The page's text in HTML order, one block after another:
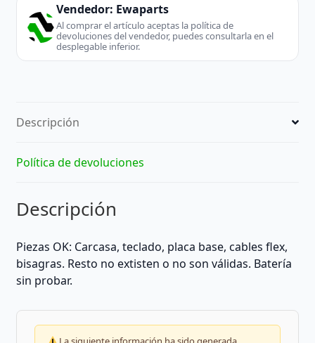
Vendedor: Ewaparts
Al comprar el artículo aceptas la política de
devoluciones del vendedor, puedes consultarla en el
desplegable inferior.
Descripción
Política de devoluciones
Descripción
Piezas OK: Carcasa, teclado, placa base, cables flex,
bisagras. Resto no extisten o no son válidas. Batería
sin probar.